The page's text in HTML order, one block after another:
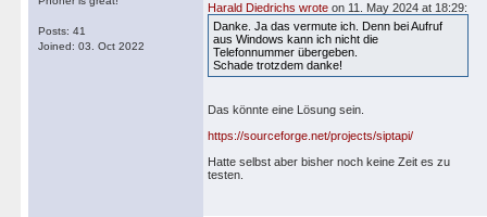
Posts: 41
Joined: 03. Oct 2022
Harald Diedrichs wrote on 11. May 2024 at 18:29:
Danke. Ja das vermute ich. Denn bei Aufruf
aus Windows kann ich nicht die
Telefonnummer übergeben.
Schade trotzdem danke!
Das könnte eine Lösung sein.
https://sourceforge.net/projects/siptapi/
Hatte selbst aber bisher noch keine Zeit es zu
testen.